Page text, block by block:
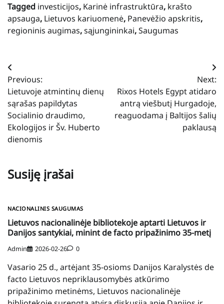
Tagged investicijos, Karinė infrastruktūra, krašto
apsauga, Lietuvos kariuomenė, Panevėžio apskritis,
regioninis augimas,sąjungininkai,Saugumas
Navigacija
tarp
įrašų
Previous:
Lietuvoje atmintinų dienų
sąrašas papildytas
Socialinio draudimo,
Ekologijos ir Šv. Huberto
dienomis
Next:
Rixos Hotels Egypt atidaro
antrą viešbutį Hurgadoje,
reaguodama į Baltijos šalių
paklausą
Susiję įrašai
NACIONALINIS SAUGUMAS
Lietuvos nacionalinėje bibliotekoje aptarti Lietuvos ir
Danijos santykiai, minint de facto pripažinimo 35-metį
Admin 2026-02-26 0
Vasario 25 d., artėjant 35-osioms Danijos Karalystės de
facto Lietuvos nepriklausomybės atkūrimo
pripažinimo metinėms, Lietuvos nacionalinėje